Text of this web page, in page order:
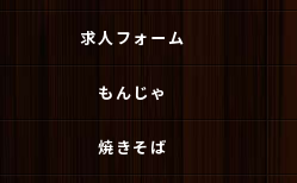
求人フォーム
もんじゃ
焼きそば